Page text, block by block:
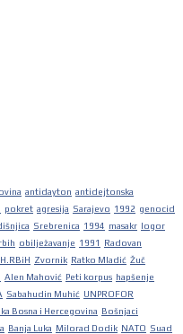
antidayton antidejtonska
pokret agresija Sarajevo 1992 genocid
Srebrenica 1994 masakr logor
obilježavanje 1991
Radovan
Zvornik Ratko Mladić Žuč
Alen Mahović Peti korpus hapšenje
Sabahudin Muhić UNPROFOR
Bosna i Hercegovina Bošnjaci
Banja Luka Milorad Dodik NATO Suad